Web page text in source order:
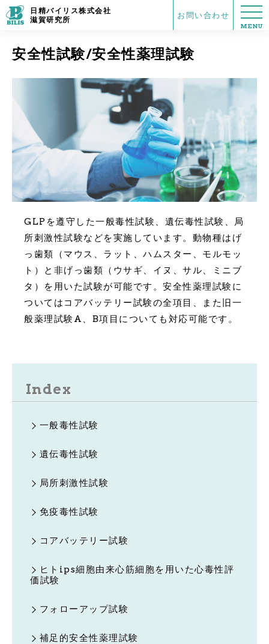
日精バイリス株式会社
滋賀研究所
お問い合わせ
MENU
安全性試験/安全性薬理試験
GLPを遵守した一般毒性試験、遺伝毒性試験、局
所刺激性試験などを実施しています。動物種はげ
っ歯類（マウス、ラット、ハムスター、モルモッ
ト）と非げっ歯類（ウサギ、イヌ、サル、ミニブ
タ）を用いた試験が可能です。安全性薬理試験に
ついてはコアバッテリー試験の全項目、また旧一
般薬理試験A、B項目についても対応可能です。
Index
一般毒性試験
遺伝毒性試験
局所刺激性試験
免疫毒性試験
コアバッテリー試験
ヒトips細胞由来心筋細胞を用いた心毒性評
価試験
フォローアップ試験
補足的安全性薬理試験